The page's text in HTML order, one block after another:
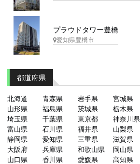
プラウドタワー豊橋
愛知県豊橋市
都道府県
北海道 青森県 岩手県 宮城県
山形県
福島県 茨城県 栃木県
埼玉県
千葉県 東京都 神奈川県
富山県
石川県 福井県 山梨県
静岡県
愛知県 三重県 滋賀県
大阪府
兵庫県 和歌山県 岡山県
山口県
香川県 愛媛県 高知県